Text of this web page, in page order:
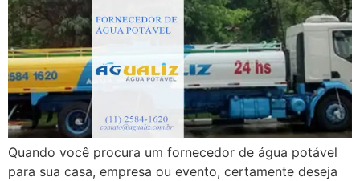
Quando você procura um fornecedor de água potável
para sua casa, empresa ou evento, certamente deseja